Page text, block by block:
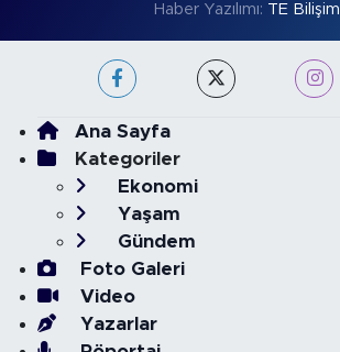
Haber Yazılımı: TE Bilişim
Ana Sayfa
Kategoriler
Ekonomi
Yaşam
Gündem
Foto Galeri
Video
Yazarlar